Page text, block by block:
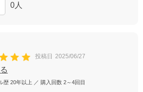
0 人
投稿日 2025/06/27
歴 20年以上 ／ 購入回数 2～4回目